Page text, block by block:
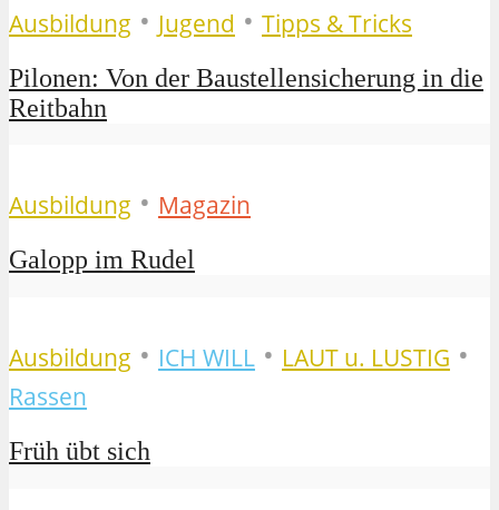
Ausbildung • Jugend • Tipps & Tricks
Pilonen: Von der Baustellensicherung in die
Reitbahn
Ausbildung • Magazin
Galopp im Rudel
Ausbildung • ICH WILL • LAUT u. LUSTIG •
Rassen
Früh übt sich